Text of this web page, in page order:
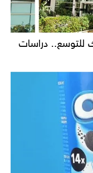
للتوسع.. دراسات